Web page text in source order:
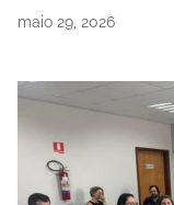
maio 29, 2026